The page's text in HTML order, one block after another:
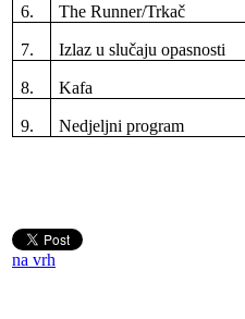
6. The Runner/Trkač
7. Izlaz u slučaju opasnosti
8. Kafa
9. Nedjeljni program
na vrh